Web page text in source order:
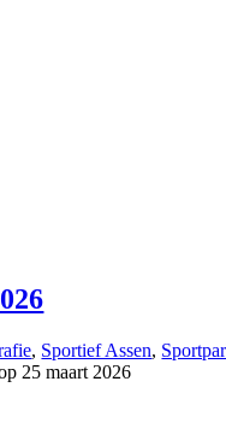
, Sportief Assen,
25 maart 2026